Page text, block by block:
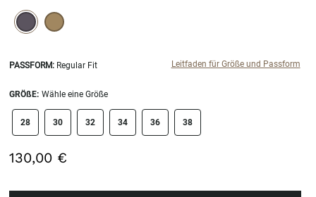
SELECTION WILL REFRESH THE PAGE WITH NEW RESULTS.
selected
PASSFORM: Regular Fit Leitfaden für Größe und Passform
GRÖßE: Wähle eine Größe
size swatch
28 30 32 34 36 38
130,00 €